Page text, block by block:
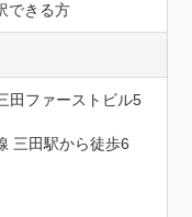
できる方
田ファーストビル5
三田駅から徒歩6